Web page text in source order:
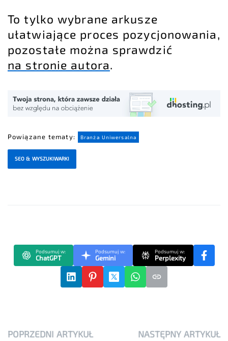
To tylko wybrane arkusze
ułatwiające proces pozycjonowania,
pozostałe można sprawdzić
na stronie autora.
Powiązane tematy: Branża Uniwersalna
SEO & WYSZUKIWARKI
Podsumuj w:
ChatGPT
Podsumuj w:
Gemini
Podsumuj w:
Perplexity
POPRZEDNI ARTYKUŁ NASTĘPNY ARTYKUŁ